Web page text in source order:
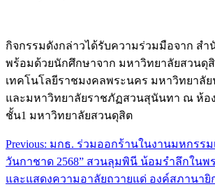
กิจกรรมดังกล่าวได้รับความร่วมมือจาก สำ
พร้อมด้วยนักศึกษาจาก มหาวิทยาลัยสวนดุ
เทคโนโลยีราชมงคลพระนคร มหาวิทยาลั
และมหาวิทยาลัยราชภัฏสวนสุนันทา ณ ห้อ
ชั้น1 มหาวิทยาลัยสวนดุสิต
Post
navigation
Previous: มกธ. ร่วมออกร้านในงานมหกรรม
วันกาชาด 2568” สวนลุมพินี น้อมรำลึกใน
และแสดงความอาลัยถวายแด่ องค์สภานายิ